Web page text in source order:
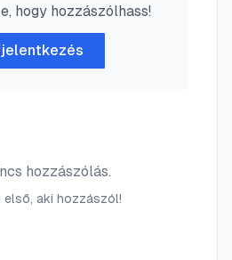
hogy hozzászólhass!
hozzászólás.
első, aki hozzászól!